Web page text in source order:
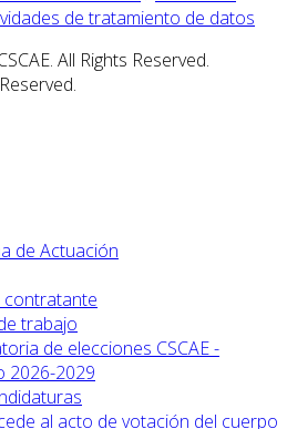
de tratamiento de datos
All Rights Reserved.
de Actuación
contratante
trabajo
de elecciones CSCAE -
2026-2029
al acto de votación del cuerpo